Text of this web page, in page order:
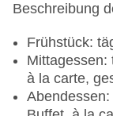
Beschreibung
Frühstück:
Mittagessen:
à la carte,